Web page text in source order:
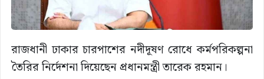
রাজধানী ঢাকার চারপাশের নদীদূষণ রোধে কর্মপরিকল্পনা
তৈরির নির্দেশনা দিয়েছেন প্রধানমন্ত্রী তারেক রহমান।